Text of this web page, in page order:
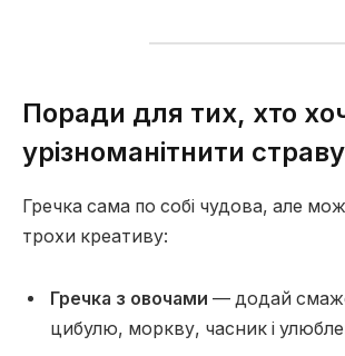
Поради для тих, хто
урізноманітнити страву
Гречка сама по собі чудова, але
трохи креативу:
Гречка з овочами — додай
цибулю, моркву, часник і